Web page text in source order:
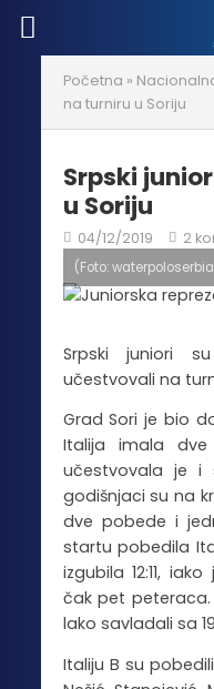
Početna »
na turniru u Soriju
Srpski
u Soriju
04/12/2019 2
(Foto:
Srpski juniori
učestvovali na
Grad Sori je bio
Italija imala dve
učestvovala je i
godišnjaci su na
dve pobede i
startu pobedila
izgubila 12:11,
čak pet
lako savladali sa
Italiju B su